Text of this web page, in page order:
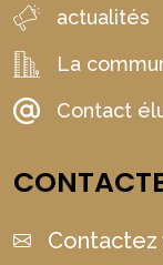
actualités
La
Contact
Contactez